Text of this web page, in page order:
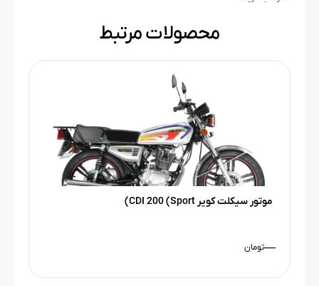
محصولات مرتبط
موتور سیکلت کویر CDI 200 (Sport)
—تومان